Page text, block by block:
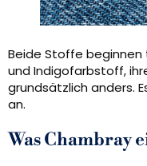
Beide Stoffe beginnen
und Indigofarbstoff,
grundsätzlich anders.
an.
Was Chambray